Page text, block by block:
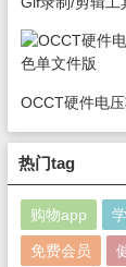
热门tag
购物app
免费会员